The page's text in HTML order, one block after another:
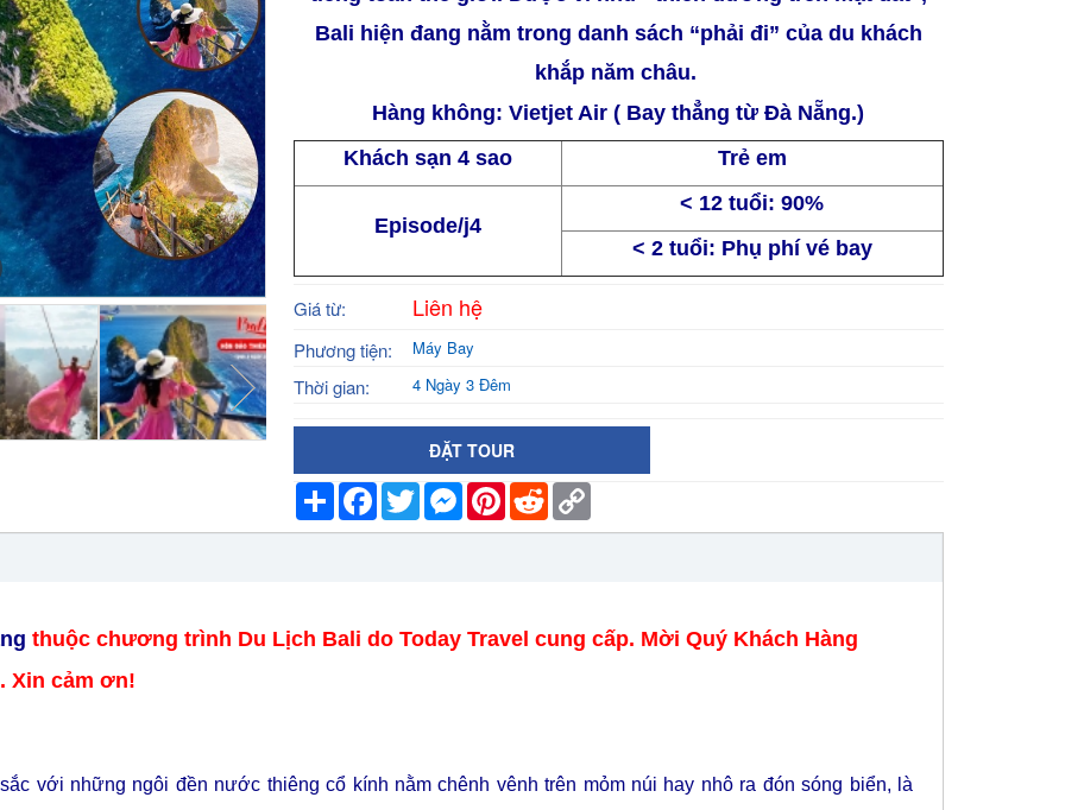
Bali hiện đang nằm trong danh sách “phải đi” của du khách
khắp năm châu.
Hàng không: Vietjet Air ( Bay thẳng từ Đà Nẵng.)
Khách sạn 4 sao
Trẻ em
Episode/j4
< 12 tuổi: 90%
< 2 tuổi: Phụ phí vé bay
Giá từ: Liên hệ
Phương tiện: Máy Bay
Thời gian: 4 Ngày 3 Đêm
ĐẶT TOUR
ShareFacebook
TwitterMessenger
PinterestRedditCopy
Link
thuộc chương trình Du Lịch Bali do Today Travel cung cấp. Mời Quý Khách Hàng
Xin cảm ơn!
với những ngôi đền nước thiêng cổ kính nằm chênh vênh trên mỏm núi hay nhô ra đón sóng biển, là